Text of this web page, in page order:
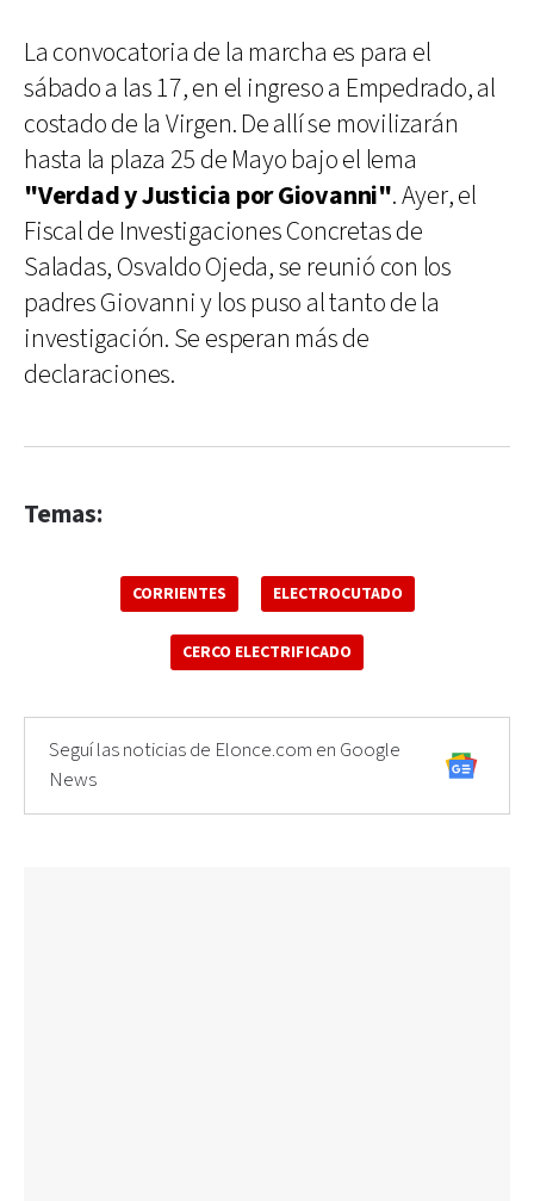
La convocatoria de la marcha es para el
sábado a las 17, en el ingreso a Empedrado, al
costado de la Virgen. De allí se movilizarán
hasta la plaza 25 de Mayo bajo el lema
"Verdad y Justicia por Giovanni". Ayer, el
Fiscal de Investigaciones Concretas de
Saladas, Osvaldo Ojeda, se reunió con los
padres Giovanni y los puso al tanto de la
investigación. Se esperan más de
declaraciones.
Temas:
CORRIENTES ELECTROCUTADO
CERCO ELECTRIFICADO
Seguí las noticias de Elonce.com en Google
News